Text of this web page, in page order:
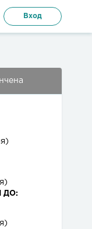
Вход
ДО: